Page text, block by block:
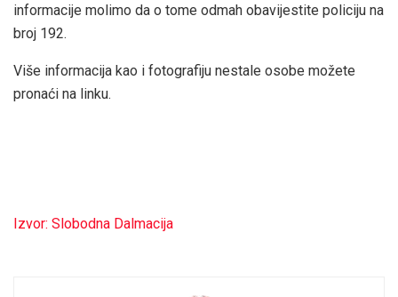
informacije molimo da o tome odmah obavijestite policiju na
broj 192.
Više informacija kao i fotografiju nestale osobe možete
pronaći na linku.
Izvor: Slobodna Dalmacija